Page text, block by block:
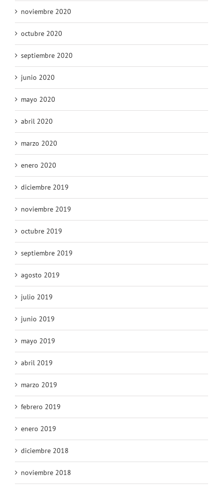
noviembre 2020
octubre 2020
septiembre 2020
junio 2020
mayo 2020
abril 2020
marzo 2020
enero 2020
diciembre 2019
noviembre 2019
octubre 2019
septiembre 2019
agosto 2019
julio 2019
junio 2019
mayo 2019
abril 2019
marzo 2019
febrero 2019
enero 2019
diciembre 2018
noviembre 2018